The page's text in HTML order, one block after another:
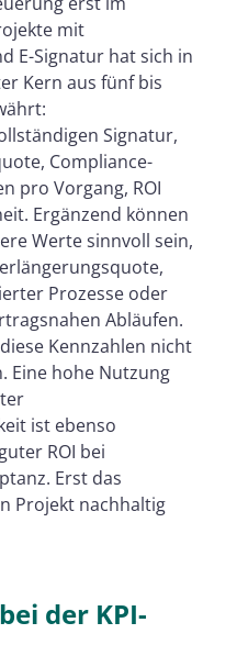
mit
E-Signatur hat sich in
Kern aus fünf bis
Signatur,
Compliance-
pro Vorgang, ROI
Ergänzend können
Werte sinnvoll sein,
Prozesse oder
Abläufen.
Kennzahlen nicht
Eine hohe Nutzung
ist ebenso
ROI bei
Erst das
Projekt nachhaltig
der KPI-